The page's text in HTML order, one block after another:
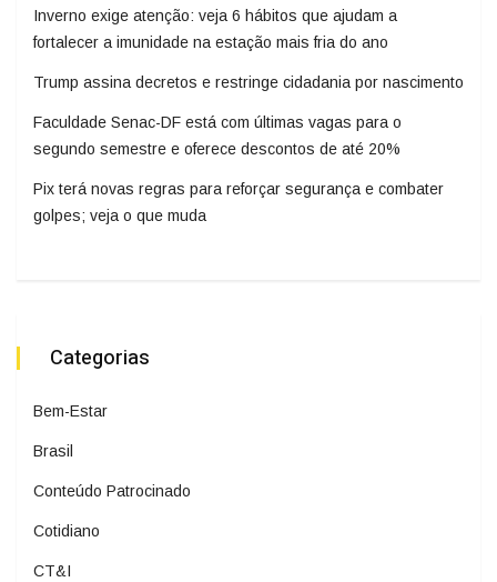
Inverno exige atenção: veja 6 hábitos que ajudam a
fortalecer a imunidade na estação mais fria do ano
Trump assina decretos e restringe cidadania por nascimento
Faculdade Senac-DF está com últimas vagas para o
segundo semestre e oferece descontos de até 20%
Pix terá novas regras para reforçar segurança e combater
golpes; veja o que muda
Categorias
Bem-Estar
Brasil
Conteúdo Patrocinado
Cotidiano
CT&I